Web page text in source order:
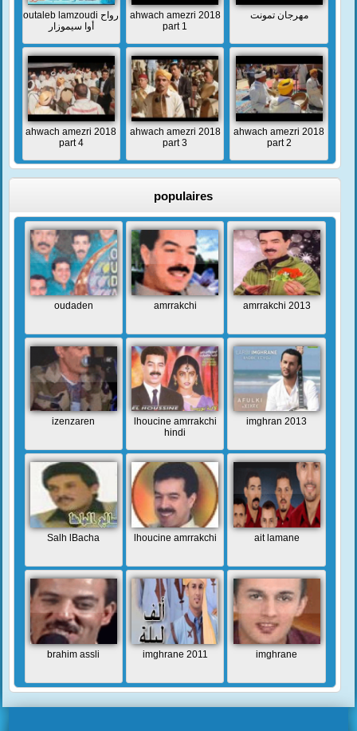
outaleb lamzoudi رواح
أوا سيموزار
ahwach amezri 2018
part 1
مهرجان تمونت
ahwach amezri 2018
part 4
ahwach amezri 2018
part 3
ahwach amezri 2018
part 2
populaires
oudaden amrrakchi amrrakchi 2013
izenzaren
lhoucine amrrakchi
hindi
imghran 2013
Salh lBacha lhoucine amrrakchi ait lamane
brahim assli imghrane 2011 imghrane